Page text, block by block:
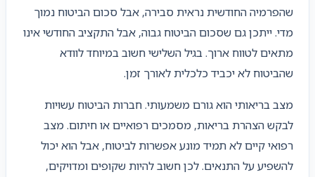
שהפרמיה החודשית נראית סבירה, אבל סכום הביטוח נמוך
מדי. ייתכן גם שסכום הביטוח גבוה, אבל התקציב החודשי אינו
מתאים לטווח ארוך. בגיל השלישי חשוב במיוחד לוודא
שהביטוח לא יכביד כלכלית לאורך זמן.
מצב בריאותי הוא גורם משמעותי. חברות הביטוח עשויות
לבקש הצהרת בריאות, מסמכים רפואיים או חיתום. מצב
רפואי קיים לא תמיד מונע אפשרות לביטוח, אבל הוא יכול
להשפיע על התנאים. לכן חשוב להיות שקופים ומדויקים,